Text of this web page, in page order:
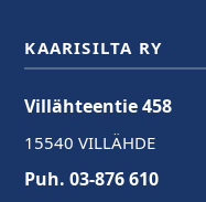
KAARISILTA RY
Villähteentie 458
15540 VILLÄHDE
Puh. 03-876 610